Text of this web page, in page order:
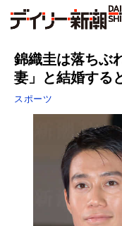
錦織圭は落ちぶ
妻」と結婚する
スポーツ